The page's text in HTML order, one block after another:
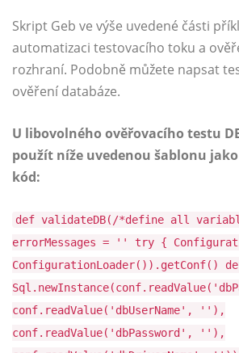
Skript Geb ve výše uvedené části
automatizaci testovacího toku a
rozhraní. Podobně můžete napsat
ověření databáze.
U libovolného ověřovacího testu
použít níže uvedenou šablonu
kód:
def validateDB(/*define all
errorMessages = '' try {
ConfigurationLoader()).getConf()
conf.readValue('dbUserName', ''),
conf.readValue('dbPassword', ''),